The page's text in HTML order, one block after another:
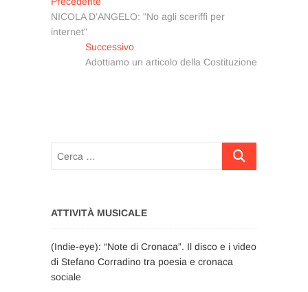
articoliprecedente:
NICOLA D’ANGELO: "No agli sceriffi per
internet"
SuccessivoArticolo
successivo:
Adottiamo un articolo della Costituzione
Cerca
ATTIVITÀ MUSICALE
(Indie-eye): “Note di Cronaca”. Il disco e i video
di Stefano Corradino tra poesia e cronaca
sociale